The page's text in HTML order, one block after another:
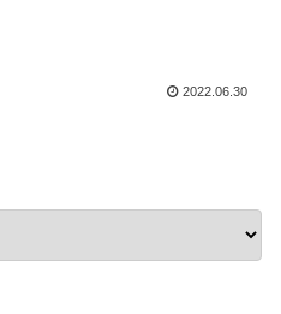
2022.06.30